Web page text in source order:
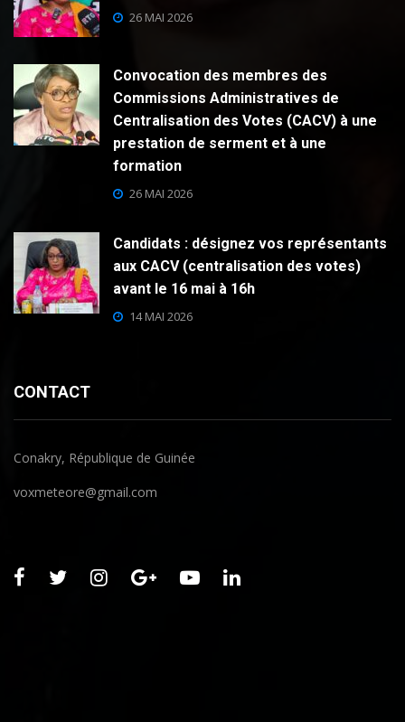
26 MAI 2026
Convocation des membres des
Commissions Administratives de
Centralisation des Votes (CACV) à une
prestation de serment et à une
formation
26 MAI 2026
Candidats : désignez vos représentants
aux CACV (centralisation des votes)
avant le 16 mai à 16h
14 MAI 2026
CONTACT
Conakry, République de Guinée
voxmeteore@gmail.com